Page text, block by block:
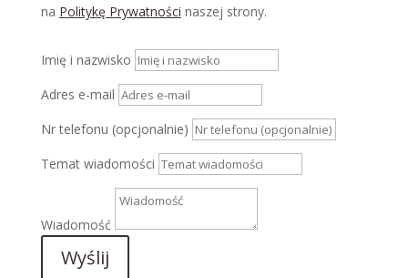
na Politykę Prywatności naszej strony.
Imię i nazwisko
Adres e-mail
Nr telefonu (opcjonalnie)
Temat wiadomości
Wiadomość
Wyślij